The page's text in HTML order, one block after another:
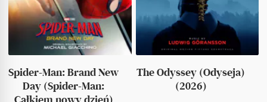
Spider-Man: Brand New
Day (Spider-Man:
The Odyssey (Odyseja)
(2026)